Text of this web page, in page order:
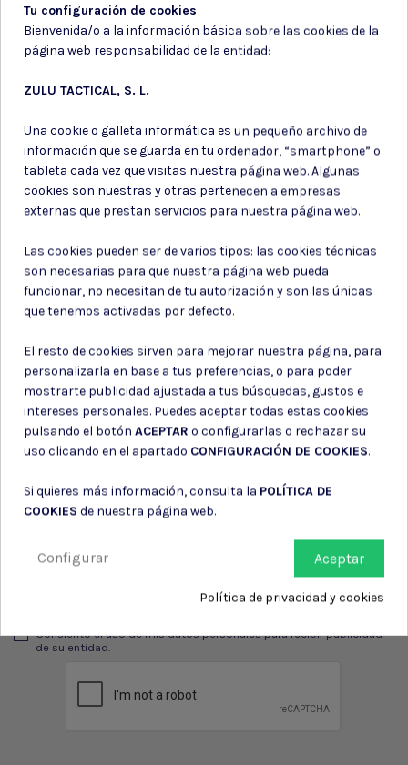
Carabina de pcp
CULATA Y DOBLE CAÑON 12J
151,25 €
Carabina de aire
comprimido
REVOLVER CROSMAN 357
CO2 DUAL AMMO NGR
124,95 €
Suscríbete a nuestro boletín
Puede darse de baja en cualquier momento. Para ello, consulte nuestra
información de contacto en el aviso legal.
Consiento el uso de mis datos para los fines indicados en la
Consiento el uso de mis datos personales para recibir publicidad
de su entidad.
Tu configuración de cookies
Bienvenida/o a la información básica sobre las cookies de la
página web responsabilidad de la entidad:
ZULU TACTICAL, S. L.
Una cookie o galleta informática es un pequeño archivo de
información que se guarda en tu ordenador, “smartphone” o
tableta cada vez que visitas nuestra página web. Algunas
cookies son nuestras y otras pertenecen a empresas
externas que prestan servicios para nuestra página web.
Las cookies pueden ser de varios tipos: las cookies técnicas
son necesarias para que nuestra página web pueda
funcionar, no necesitan de tu autorización y son las únicas
que tenemos activadas por defecto.
El resto de cookies sirven para mejorar nuestra página, para
personalizarla en base a tus preferencias, o para poder
mostrarte publicidad ajustada a tus búsquedas, gustos e
intereses personales. Puedes aceptar todas estas cookies
pulsando el botón ACEPTAR o configurarlas o rechazar su
uso clicando en el apartado CONFIGURACIÓN DE COOKIES.
Si quieres más información, consulta la POLÍTICA DE
COOKIES de nuestra página web.
Aceptar
Configurar
Política de privacidad y cookies